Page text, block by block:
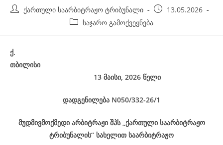
Post ქართული საარბიტრაჟო ტრიბუნალი
Post 13.05.2026
Post საჯარო გამოქვეყნება
ქ.
თბილისი
13 მაისი, 2026 წელი
დადგენილება N050/332-26/1
მუდმივმოქმედი არბიტრაჟი შპს „ქართული საარბიტრაჟო
ტრიბუნალის“ სახელით საარბიტრაჟო